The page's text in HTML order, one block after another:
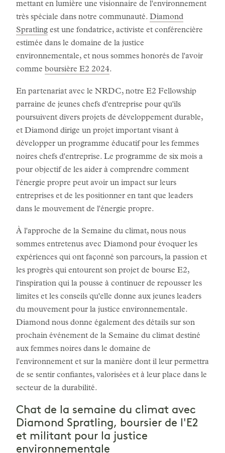
mettant en lumière une visionnaire de l'environnement
très spéciale dans notre communauté. Diamond
Spratling est une fondatrice, activiste et conférencière
estimée dans le domaine de la justice
environnementale, et nous sommes honorés de l'avoir
comme boursière E2 2024.
En partenariat avec le NRDC, notre E2 Fellowship
parraine de jeunes chefs d'entreprise pour qu'ils
poursuivent divers projets de développement durable,
et Diamond dirige un projet important visant à
développer un programme éducatif pour les femmes
noires chefs d'entreprise. Le programme de six mois a
pour objectif de les aider à comprendre comment
l'énergie propre peut avoir un impact sur leurs
entreprises et de les positionner en tant que leaders
dans le mouvement de l'énergie propre.
À l'approche de la Semaine du climat, nous nous
sommes entretenus avec Diamond pour évoquer les
expériences qui ont façonné son parcours, la passion et
les progrès qui entourent son projet de bourse E2,
l'inspiration qui la pousse à continuer de repousser les
limites et les conseils qu'elle donne aux jeunes leaders
du mouvement pour la justice environnementale.
Diamond nous donne également des détails sur son
prochain événement de la Semaine du climat destiné
aux femmes noires dans le domaine de
l'environnement et sur la manière dont il leur permettra
de se sentir confiantes, valorisées et à leur place dans le
secteur de la durabilité.
Chat de la semaine du climat avec
Diamond Spratling, boursier de l'E2
et militant pour la justice
environnementale